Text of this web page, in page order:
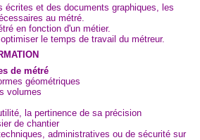
écrites et des documents graphiques, les
au métré.
en fonction d'un métier.
le temps de travail du métreur.
de métré
géométriques
volumes
la pertinence de sa précision
de chantier
administratives ou de sécurité sur